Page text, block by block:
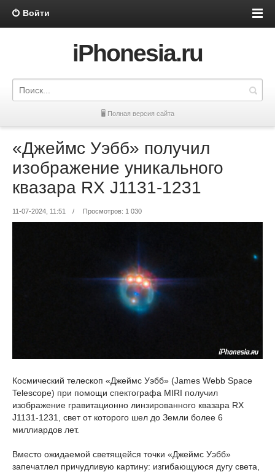
Войти
iPhonesia.ru
🖥 Полная версия сайта
«Джеймс Уэбб» получил
изображение уникального
квазара RX J1131-1231
11-07-2024, 11:51 / Просмотров: 1 030
Космический телескоп «Джеймс Уэбб» (James Webb Space
Telescope) при помощи спектографа MIRI получил
изображение гравитационно линзированного квазара RX
J1131-1231, свет от которого шел до Земли более 6
миллиардов лет.
Вместо ожидаемой светящейся точки «Джеймс Уэбб»
запечатлел причудливую картину: изгибающуюся дугу света,